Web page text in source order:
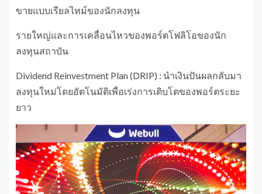
ขายแบบเรียลไทม์ของนักลงทุน
รายใหญ่และการเคลื่อนไหวของพอร์ตโฟลิโอของนัก
ลงทุนสถาบัน
Dividend Reinvestment Plan (DRIP) : นำเงินปันผลกลับมา
ลงทุนใหม่โดยอัตโนมัติเพื่อเร่งการเติบโตของพอร์ตระยะ
ยาว